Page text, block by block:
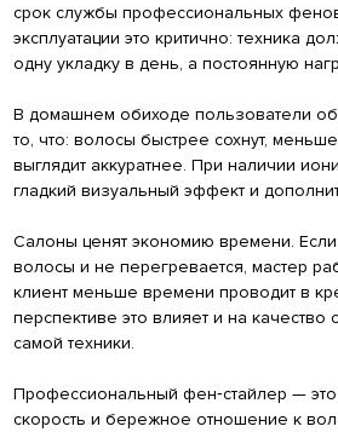
срок службы профессиональных
эксплуатации это критично: техника
одну укладку в день, а постоянную
В домашнем обиходе пользователи
то, что: волосы быстрее сохнут,
выглядит аккуратнее. При наличии
гладкий визуальный эффект и
Салоны ценят экономию времени.
волосы и не перегревается, мастер
клиент меньше времени проводит в
перспективе это влияет и на качество
самой техники.
Профессиональный фен‑стайлер — это
скорость и бережное отношение к